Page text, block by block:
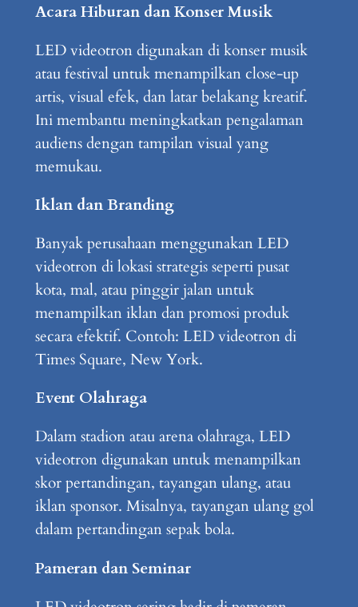
Acara Hiburan dan Konser Musik
LED videotron digunakan di konser musik
atau festival untuk menampilkan close-up
artis, visual efek, dan latar belakang kreatif.
Ini membantu meningkatkan pengalaman
audiens dengan tampilan visual yang
memukau.
Iklan dan Branding
Banyak perusahaan menggunakan LED
videotron di lokasi strategis seperti pusat
kota, mal, atau pinggir jalan untuk
menampilkan iklan dan promosi produk
secara efektif. Contoh: LED videotron di
Times Square, New York.
Event Olahraga
Dalam stadion atau arena olahraga, LED
videotron digunakan untuk menampilkan
skor pertandingan, tayangan ulang, atau
iklan sponsor. Misalnya, tayangan ulang gol
dalam pertandingan sepak bola.
Pameran dan Seminar